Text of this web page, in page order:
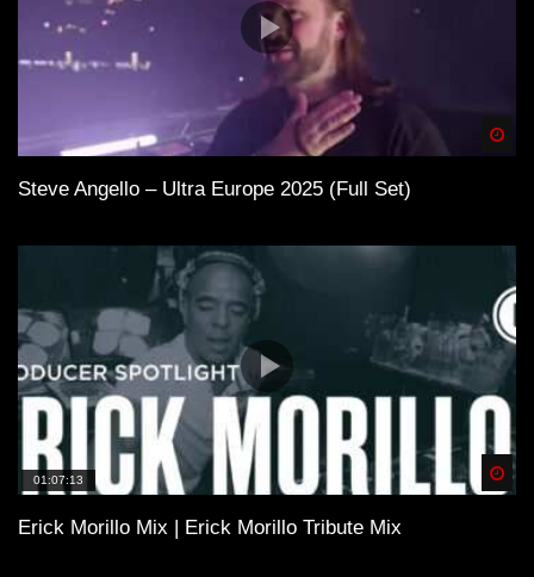
Steve Angello – Ultra Europe 2025 (Full Set)
01:07:13
Erick Morillo Mix | Erick Morillo Tribute Mix